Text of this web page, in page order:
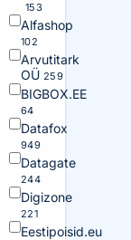
153
Alfashop
102
Arvutitark
OÜ 259
BIGBOX.EE
64
Datafox
949
Datagate
244
Digizone
221
Eestipoisid.eu